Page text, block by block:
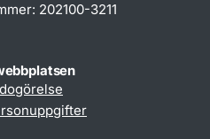
202100-3211